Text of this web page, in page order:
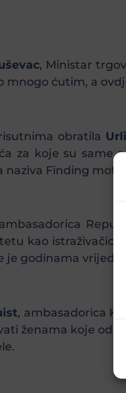
, Ministar
mnogo ćutim, a
obratila
za koje su same
naziva Finding
kao
je godinama
, ambasadorica
ženama koje